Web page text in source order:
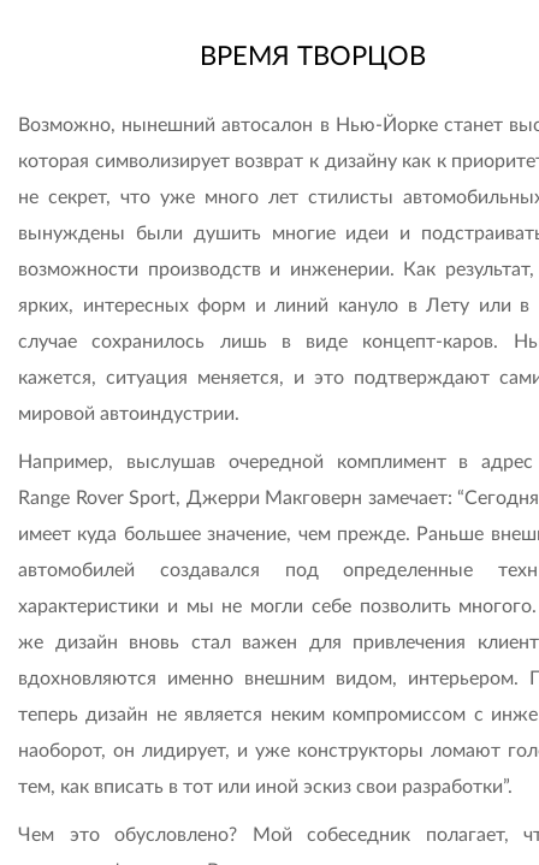
ВРЕМЯ ТВОРЦОВ
Возможно, нынешний автосалон в Нью-Йорке станет
которая символизирует возврат к дизайну как к
не секрет, что уже много лет стилисты
вынуждены были душить многие идеи и
возможности производств и инженерии. Как
ярких, интересных форм и линий кануло в Лету или в
случае сохранилось лишь в виде концепт-каров.
кажется, ситуация меняется, и это подтверждают
мировой автоиндустрии.
Например, выслушав очередной комплимент в адрес
Range Rover Sport, Джерри Макговерн замечает:
имеет куда большее значение, чем прежде. Раньше
автомобилей создавался под определенные
характеристики и мы не могли себе позволить
же дизайн вновь стал важен для привлечения
вдохновляются именно внешним видом, интерьером.
теперь дизайн не является неким компромиссом с
наоборот, он лидирует, и уже конструкторы ломают
тем, как вписать в тот или иной эскиз свои разработки”.
Чем это обусловлено? Мой собеседник полагает,